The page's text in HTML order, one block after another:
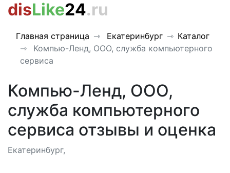
disLike24.ru
Главная страница Екатеринбург
Каталог
Компью-Ленд, ООО, служба компьютерного
сервиса
Компью-Ленд, ООО,
служба компьютерного
сервиса отзывы и оценка
Екатеринбург,